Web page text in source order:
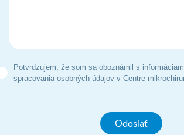
Potvrdzujem, že som sa oboznámil s
spracovania osobných údajov v Centre